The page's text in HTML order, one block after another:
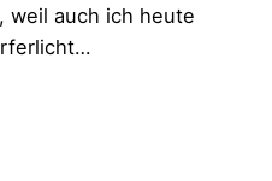
weil auch ich heute